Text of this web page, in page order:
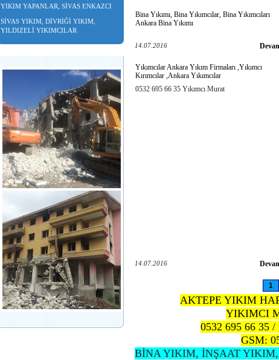
YIKIM YAPANLAR, SİVAS ENKAZCI
SİVAS YIKIM, DİVRİĞİ YIKIM,
YILDIZELİ YIKIMCILAR
Bina Yıkımı, Bina Yıkımcılar, Bina Yıkımcıları
Ankara Bina Yıkımı
14.07.2016
Yıkımcılar Ankara Yıkım Firmaları ,Yıkımcı
Kırımcılar ,Ankara Yıkımcılar
0532 695 66 35 Yıkımcı Murat
14.07.2016
1
AKTEPE YIKIM
YIKIMCI
0532 695 66 35
GSM:
BİNA YIKIM, İNŞAAT